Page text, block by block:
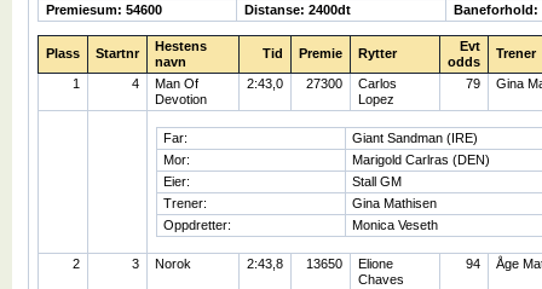
Premiesum: 54600
Distanse: 2400dt Baneforhold:
Plass Startnr
Hestens
navn
Tid Premie Rytter
Evt
odds
Trener
1 4
Man Of
Devotion
2:43,0 27300
Carlos
Lopez
79 Gina
Far:
Giant Sandman (IRE)
Mor:
Marigold Carlras (DEN)
Eier:
Stall GM
Trener:
Gina Mathisen
Oppdretter:
Monica Veseth
2 3 Norok 2:43,8 13650
Elione
Chaves
94 Åge